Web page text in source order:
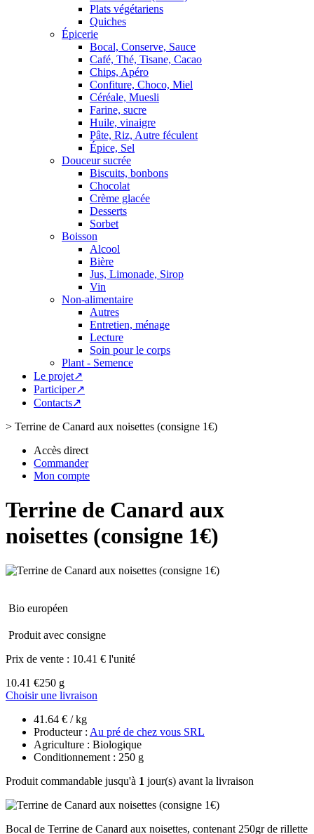
Plats végétariens
Quiches
Épicerie
Bocal, Conserve, Sauce
Café, Thé, Tisane, Cacao
Chips, Apéro
Confiture, Choco, Miel
Céréale, Muesli
Farine, sucre
Huile, vinaigre
Pâte, Riz, Autre féculent
Épice, Sel
Douceur sucrée
Biscuits, bonbons
Chocolat
Crème glacée
Desserts
Sorbet
Boisson
Alcool
Bière
Jus, Limonade, Sirop
Vin
Non-alimentaire
Autres
Entretien, ménage
Lecture
Soin pour le corps
Plant - Semence
Le projet↗
Participer↗
Contacts↗
> Terrine de Canard aux noisettes (consigne 1€)
Accès direct
Commander
Mon compte
Terrine de Canard aux
noisettes (consigne 1€)
Bio européen
Produit avec consigne
Prix de vente : 10.41 € l'unité
10.41 €250 g
Choisir une livraison
41.64 € / kg
Producteur : Au pré de chez vous SRL
Agriculture : Biologique
Conditionnement : 250 g
Produit commandable jusqu'à 1 jour(s) avant la livraison
Bocal de Terrine de Canard aux noisettes, contenant 250gr de rillette